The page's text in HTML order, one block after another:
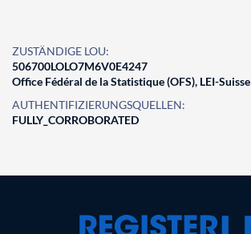
ZUSTÄNDIGE LOU:
506700LOLO7M6V0E4247
Office Fédéral de la Statistique (OFS), LEI-Suisse
AUTHENTIFIZIERUNGSQUELLEN:
FULLY_CORROBORATED